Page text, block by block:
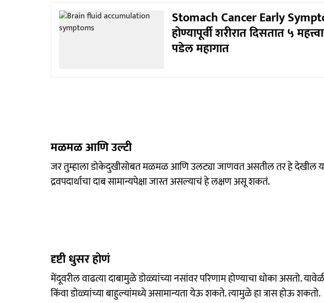
Stomach Cancer Early
होण्यापूर्वी शरीरात दिसतात ५
पडेल महागात
मळमळ आणि उल्टी
जर तुम्हाला डोकेदुखीसोबत मळमळ आणि उलट्या जाणवत असतील तर हे देखील
द्रवपदार्थाचा दाब सामान्यपेक्षा जास्त असल्याचं हे लक्षण असू शकतं.
दृष्टी धुसर होणं
मेंदूवरील वाढत्या दाबामुळे डोळ्यांच्या नसांवर परिणाम होण्याचा धोका असतो.
किंवा डोळ्यांच्या बाहुल्यांमध्ये असामान्यता येऊ शकते. त्यामुळे हा त्रास होऊ शकतो.